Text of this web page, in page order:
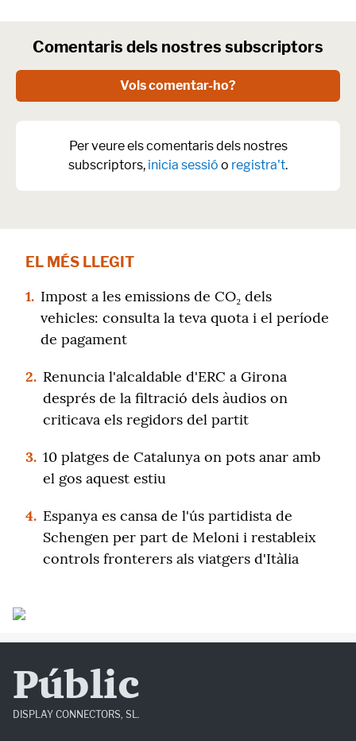
Comentaris dels nostres subscriptors
Vols comentar-ho?
Per veure els comentaris dels nostres
subscriptors, inicia sessió o registra't.
EL MÉS LLEGIT
1. Impost a les emissions de CO₂ dels
vehicles: consulta la teva quota i el període
de pagament
2. Renuncia l'alcaldable d'ERC a Girona
després de la filtració dels àudios on
criticava els regidors del partit
3. 10 platges de Catalunya on pots anar amb
el gos aquest estiu
4. Espanya es cansa de l'ús partidista de
Schengen per part de Meloni i restableix
controls fronterers als viatgers d'Itàlia
Públic
DISPLAY CONNECTORS, SL.